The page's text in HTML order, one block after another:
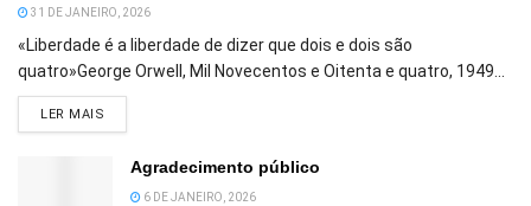
31 DE JANEIRO, 2026
«Liberdade é a liberdade de dizer que dois e dois são
quatro»George Orwell, Mil Novecentos e Oitenta e quatro, 1949...
LER MAIS
Agradecimento público
6 DE JANEIRO, 2026